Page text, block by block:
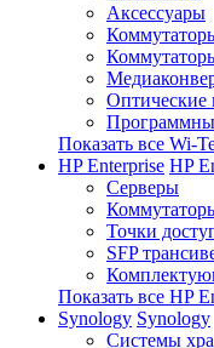
Аксессуары
Оптические
Показать все Wi-
HP Enterprise HP
Серверы
Точки
SFP
Показать все HP
Synology Synology
Системы